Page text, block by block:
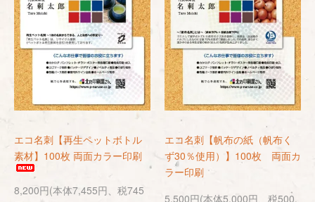
エコ名刺【再生ペットボトル
素材】100枚 両面カラー印刷
8,200円(本体7,455円、税745
エコ名刺【帆布の紙（帆布く
ず30％使用）】100枚 両面カ
ラー印刷
5,500円(本体5,000円、税500